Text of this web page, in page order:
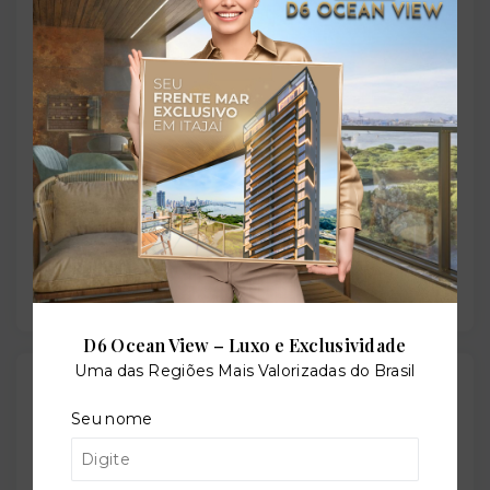
Rua Cruz Jobim, 213 - Jardim Itu - Porto Alegre/RS
91380-360
+
−
Gostou do imóvel?
Salve ele nos seus favoritos ou então compartilhe
com alguém no WhatsApp:
D6 Ocean View – Luxo e Exclusividade
Uma das Regiões Mais Valorizadas do Brasil
Seu nome